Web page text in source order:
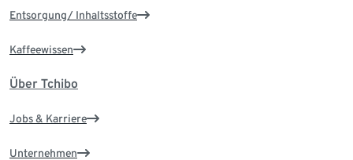
Entsorgung/ Inhaltsstoffe
Kaffeewissen
Über Tchibo
Jobs & Karriere
Unternehmen